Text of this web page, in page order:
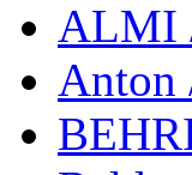
Anton